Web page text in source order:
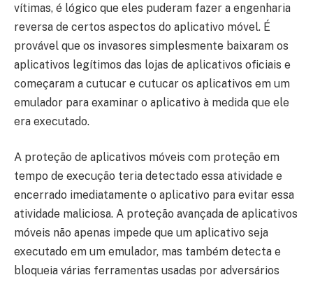
vítimas, é lógico que eles puderam fazer a engenharia
reversa de certos aspectos do aplicativo móvel. É
provável que os invasores simplesmente baixaram os
aplicativos legítimos das lojas de aplicativos oficiais e
começaram a cutucar e cutucar os aplicativos em um
emulador para examinar o aplicativo à medida que ele
era executado.
A proteção de aplicativos móveis com proteção em
tempo de execução teria detectado essa atividade e
encerrado imediatamente o aplicativo para evitar essa
atividade maliciosa. A proteção avançada de aplicativos
móveis não apenas impede que um aplicativo seja
executado em um emulador, mas também detecta e
bloqueia várias ferramentas usadas por adversários